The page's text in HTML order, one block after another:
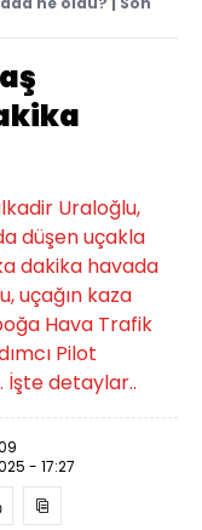
Uraloğlu,
düşen uçakla
dakika havada
uçağın kaza
Hava Trafik
Pilot
İşte detaylar..
- 17:27